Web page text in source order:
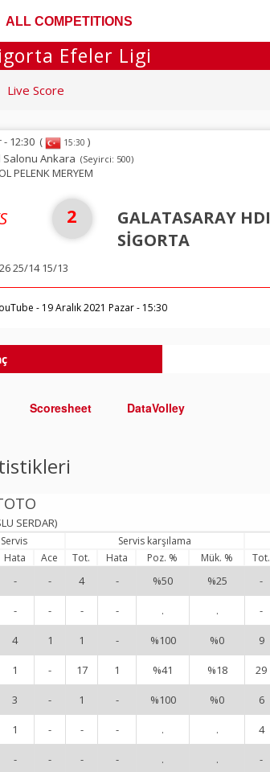
ALL COMPETITIONS
Efeler Ligi
Live Score
- 12:30( 15:30 )
Salonu Ankara (Seyirci: 500)
PELENK MERYEM
2
GALATASARAY HDI
SİGORTA
25/14 15/13
- 19 Aralık 2021 Pazar - 15:30
Scoresheet DataVolley
SERDAR)
Servis Servis karşılama
Hata Ace Tot. Hata Poz. % Mük. % Tot.
- - 4 - %50 %25 -
- - - - . . -
4 1 1 - %100 %0 9
1 - 17 1 %41 %18 29
3 - 1 - %100 %0 6
1 - - - . . 4
- - - - . . -